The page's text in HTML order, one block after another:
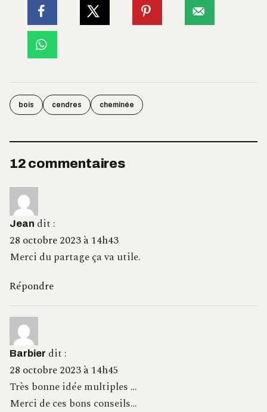
bois cendres cheminée
12 commentaires
Jean dit :
28 octobre 2023 à 14h43
Merci du partage ça va utile.
Répondre
Barbier dit :
28 octobre 2023 à 14h45
Très bonne idée multiples …
Merci de ces bons conseils…